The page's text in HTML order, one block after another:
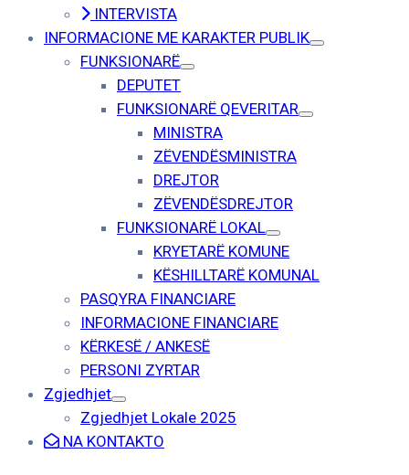
INTERVISTA
INFORMACIONE ME KARAKTER PUBLIK
FUNKSIONARË
DEPUTET
FUNKSIONARË QEVERITAR
MINISTRA
ZËVENDËSMINISTRA
DREJTOR
ZËVENDËSDREJTOR
FUNKSIONARË LOKAL
KRYETARË KOMUNE
KËSHILLTARË KOMUNAL
PASQYRA FINANCIARE
INFORMACIONE FINANCIARE
KËRKESË / ANKESË
PERSONI ZYRTAR
Zgjedhjet
Zgjedhjet Lokale 2025
NA KONTAKTO